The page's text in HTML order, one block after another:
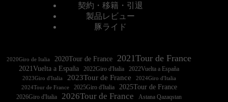
契約・移籍・引退
製品レビュー
豚ライド
2020Giro de Italia 2020Tour de France 2021Tour de France
2021Vuelta a España 2022Vuelta a España
2023Giro d'Italia 2023Tour de France
2024Tour de France
2025Giro d'Italia 2025Tour de France
2026Giro d'Italia 2026Tour de France Astana Qazaqstan